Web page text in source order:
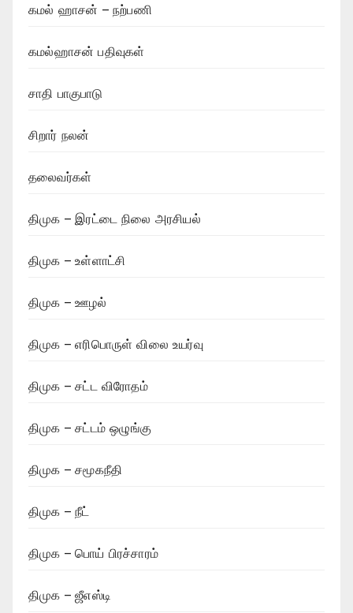
கமல் ஹாசன் – நற்பணி
கமல்ஹாசன் பதிவுகள்
சாதி பாகுபாடு
சிறார் நலன்
தலைவர்கள்
திமுக – இரட்டை நிலை அரசியல்
திமுக – உள்ளாட்சி
திமுக – ஊழல்
திமுக – எரிபொருள் விலை உயர்வு
திமுக – சட்ட விரோதம்
திமுக – சட்டம் ஒழுங்கு
திமுக – சமூகநீதி
திமுக – நீட்
திமுக – பொய் பிரச்சாரம்
திமுக – ஜீஎஸ்டி